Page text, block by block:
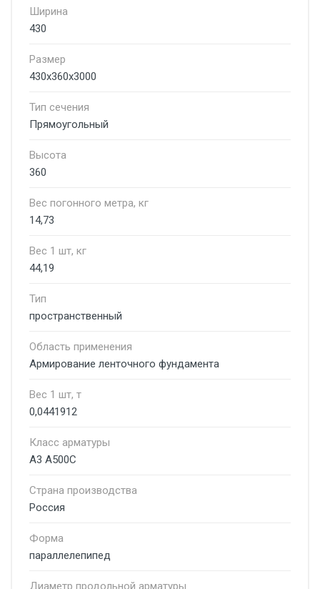
Ширина
430
Размер
430х360х3000
Тип сечения
Прямоугольный
Высота
360
Вес погонного метра, кг
14,73
Вес 1 шт, кг
44,19
Тип
пространственный
Область применения
Армирование ленточного фундамента
Вес 1 шт, т
0,0441912
Класс арматуры
А3 А500С
Страна производства
Россия
Форма
параллелепипед
Диаметр продольной арматуры